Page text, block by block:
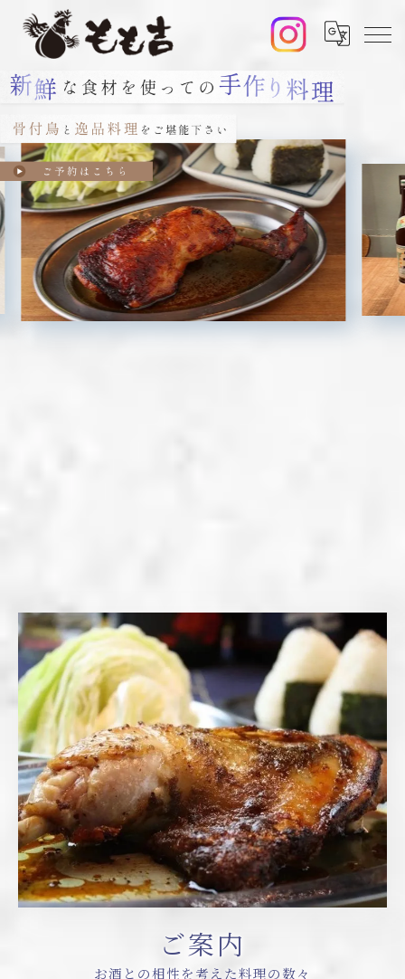
ご案内
お酒との相性を考えた料理の数々